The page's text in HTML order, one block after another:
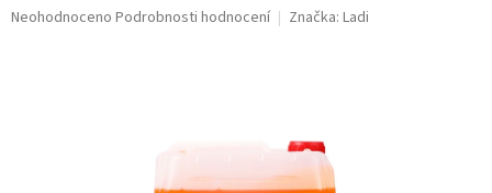
Průměrné
Neohodnoceno Podrobnosti hodnocení Značka: Ladi